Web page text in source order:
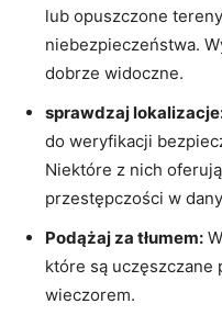
lub opuszczone
niebezpieczeństwa.
dobrze widoczne.
sprawdzaj
do weryfikacji
Niektóre z nich
przestępczości w
Podążaj⁤ za tłumem:
które są uczęszczane⁢
wieczorem.